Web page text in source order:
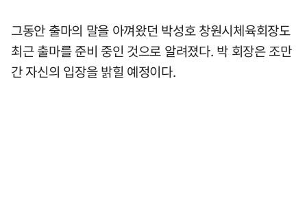
그동안 출마의 말을 아껴왔던 박성호 창원시체육회장도
최근 출마를 준비 중인 것으로 알려졌다. 박 회장은 조만
간 자신의 입장을 밝힐 예정이다.